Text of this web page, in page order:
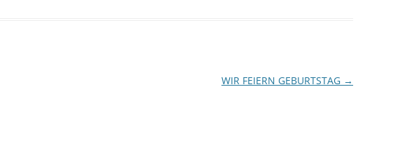
WIR FEIERN GEBURTSTAG →